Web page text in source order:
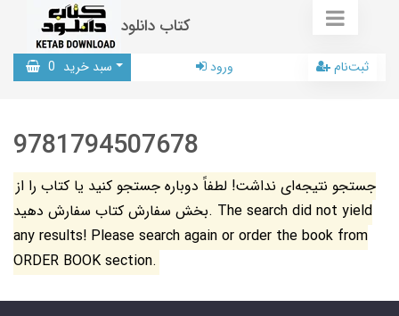
کتاب دانلود
سبد خرید 0 ورود ثبت‌نام
9781794507678
جستجو نتیجه‌ای نداشت! لطفاً دوباره جستجو کنید یا کتاب را از
بخش سفارش کتاب سفارش دهید. The search did not yield
any results! Please search again or order the book from
ORDER BOOK section.